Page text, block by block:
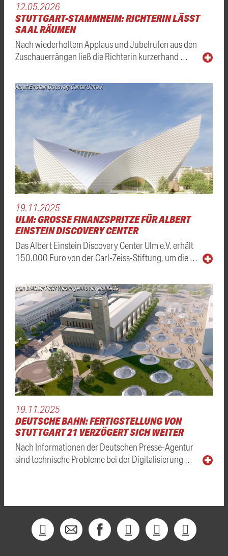
12.05.2026
STUTTGART-STAMMHEIM: RICHTERIN LÄSST
SAAL RÄUMEN
Nach wiederholtem Applaus und Jubelrufen aus den
Zuschauerrängen ließ die Richterin kurzerhand …
Albert Einstein Discovery Center Ulm e.V.
19.11.2025
ULM: GROSSE FINANZSPRITZE FÜR ALBERT E
INSTEIN DISCOVERY CENTER
Das Albert Einstein Discovery Center Ulm e.V. erhält
150.000 Euro von der Carl-Zeiss-Stiftung, um die …
plan b/Atelier Peter Wels/ingenhoven architects
19.11.2025
DEUTSCHE BAHN: FERTIGSTELLUNG VON
STUTTGART 21 VERZÖGERT SICH WEITER
Nach Informationen der Deutschen Presse-Agentur
sind technische Probleme bei der Digitalisierung …